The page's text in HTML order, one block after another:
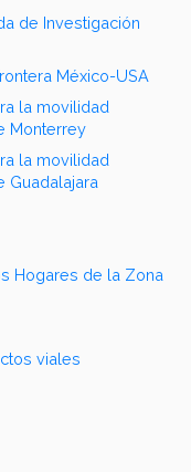
de Investigación
México-USA
la movilidad
Monterrey
la movilidad
Guadalajara
Hogares de la Zona
viales